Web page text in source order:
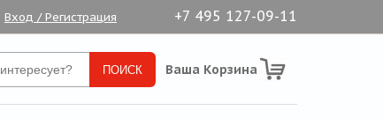
Вход / Регистрация +7 495 127-09-11
Ваша Корзина